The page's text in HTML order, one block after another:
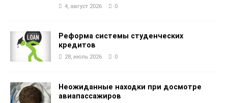
4, август 2026 0
Реформа системы студенческих
кредитов
28, июль 2026 0
Неожиданные находки при досмотре
авиапассажиров